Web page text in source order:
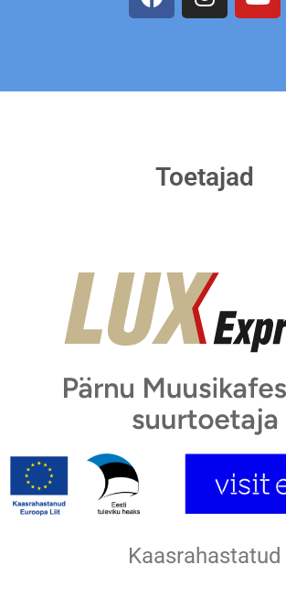
Toetajad
Kaasrahastatud